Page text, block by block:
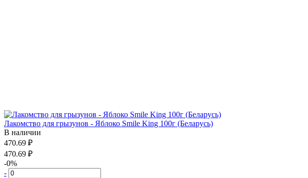
Лакомство для грызунов - Яблоко Smile King 100г (Беларусь)
В наличии
470.69 ₽
470.69 ₽
-0%
-